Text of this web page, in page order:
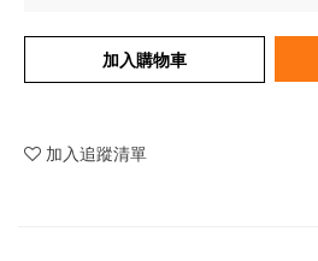
加入購物車
加入追蹤清單